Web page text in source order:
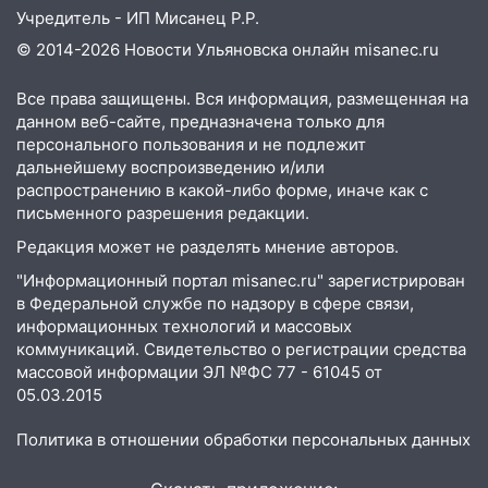
домов и выстрел за водку
07:50 Какая погоды будет днем 8
06:45 Императорский мост в
Ульяновске останется закрытым до
утра 10 августа
05:18 Судьба готовит сюрприз: гороскоп
деньгами, а кого ждет неожиданная
встреча
04:47 В Ульяновской области объявили
ракетную опасность: звучат сирены
07.08.2026
купить тракторы с отсрочкой платежа
Учредитель - ИП Мисанец Р.Р.
© 2014-2026 Новости Ульяновска онлайн misanec.ru
Все права защищены. Вся информация, размещенная на
данном веб-сайте, предназначена только для
персонального пользования и не подлежит
дальнейшему воспроизведению и/или
распространению в какой-либо форме, иначе как с
письменного разрешения редакции.
Редакция может не разделять мнение авторов.
"Информационный портал misanec.ru" зарегистрирован
в Федеральной службе по надзору в сфере связи,
информационных технологий и массовых
коммуникаций. Свидетельство о регистрации средства
массовой информации ЭЛ №ФС 77 - 61045 от
05.03.2015
Политика в отношении обработки персональных данных